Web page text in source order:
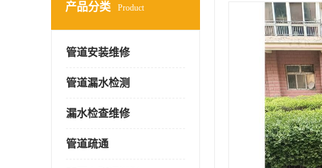
产品分类 Product
管道安装维修
管道漏水检测
漏水检查维修
管道疏通